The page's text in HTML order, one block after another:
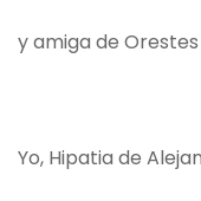
y amiga de Orestes
Yo, Hipatia de